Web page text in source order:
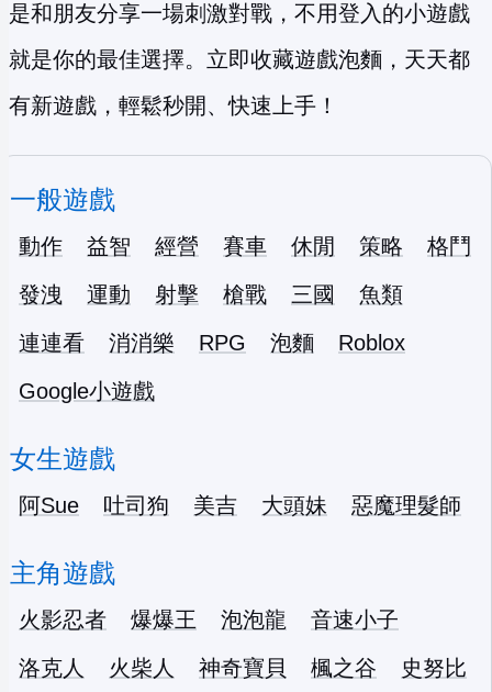
是和朋友分享一場刺激對戰，不用登入的小遊戲
就是你的最佳選擇。立即收藏遊戲泡麵，天天都
有新遊戲，輕鬆秒開、快速上手！
一般遊戲
動作 益智 經營 賽車 休閒 策略
格鬥
發洩
運動 射擊 槍戰 三國
魚類
連連看
消消樂 RPG 泡麵
Roblox
Google小遊戲
女生遊戲
阿Sue 吐司狗 美吉 大頭妹 惡魔理髮師
主角遊戲
火影忍者 爆爆王 泡泡龍
音速小子
洛克人
火柴人 神奇寶貝 楓之谷
史努比